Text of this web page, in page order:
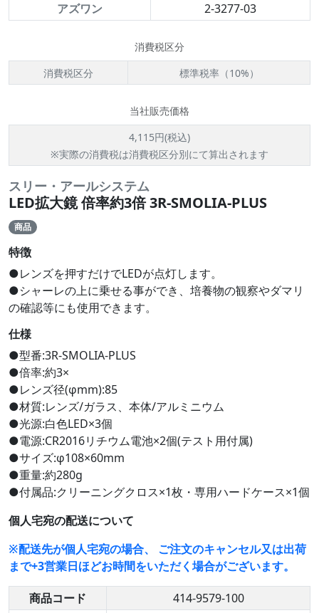
アズワン
2-3277-03
消費税区分
消費税区分
標準税率（10%）
当社販売価格
4,115円(税込)
※実際の消費税は消費税区分別にて算出されます
スリー・アールシステム
LED拡大鏡 倍率約3倍 3R-SMOLIA-PLUS
商品
特徴
●レンズを押すだけでLEDが点灯します。
●シャーレの上に乗せる事ができ、培養物の観察やダマリ
の確認等にも使用できます。
仕様
●型番:3R-SMOLIA-PLUS
●倍率:約3×
●レンズ径(φmm):85
●材質:レンズ/ガラス、本体/アルミニウム
●光源:白色LED×3個
●電源:CR2016リチウム電池×2個(テスト用付属)
●サイズ:φ108×60mm
●重量:約280g
●付属品:クリーニングクロス×1枚・専用ハードケース×1個
個人宅宛の配送について
※配送先が個人宅宛の場合、 ご注文のキャンセル又は出荷
まで+3営業日ほどお時間をいただく場合がございます。
商品コード
414-9579-100